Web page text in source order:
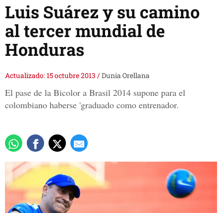
Luis Suárez y su camino
al tercer mundial de
Honduras
Actualizado: 15 octubre 2013 /Dunia Orellana
El pase de la Bicolor a Brasil 2014 supone para el
colombiano haberse 'graduado como entrenador.